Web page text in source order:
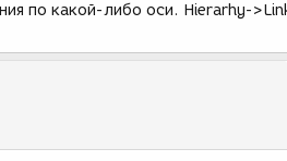
по какой-либо оси. Hierarhy-